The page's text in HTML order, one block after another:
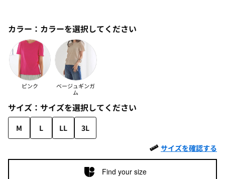
カラー： カラーを選択してください
ピンク
ベージュギンガ
ム
サイズ： サイズを選択してください
M L LL
3L
サイズを確認する
Find your size